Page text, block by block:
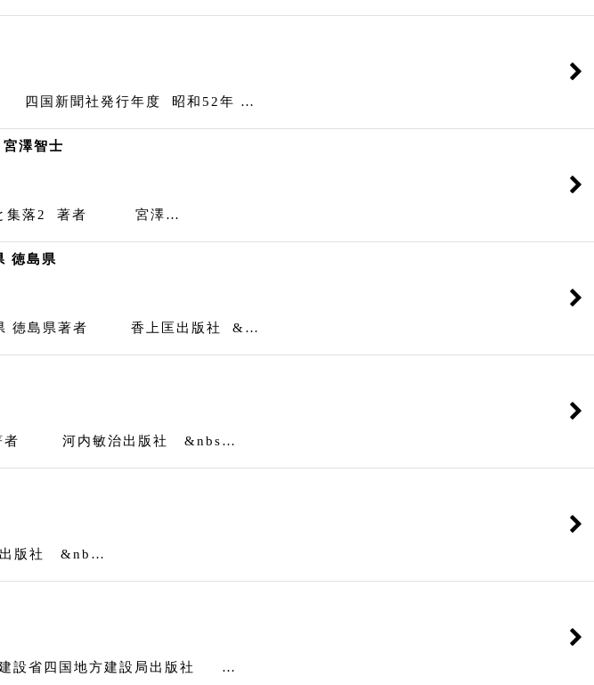
国新聞社発行年度 昭和52年 …
澤智士
家と集落2 著者 宮澤…
徳島県
県 徳島県著者 香上匡出版社 &…
著者 河内敏治出版社 &nbs…
版社 &nb…
設省四国地方建設局出版社 …